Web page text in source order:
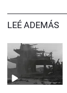
LEÉ ADEMÁS